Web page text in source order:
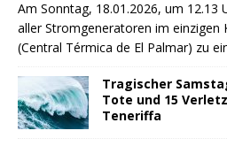
Am Sonntag, 18.01.2026, um 12.13
aller Stromgeneratoren im einzigen
(Central Térmica de El Palmar) zu
Tragischer
Tote und 15
Teneriffa